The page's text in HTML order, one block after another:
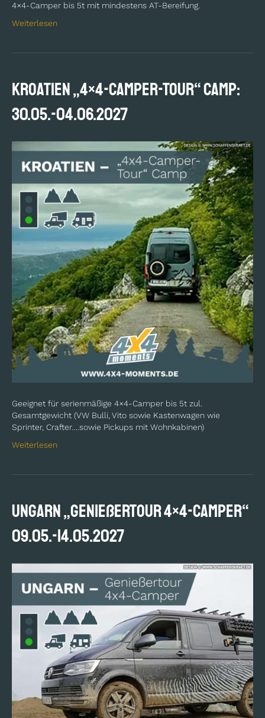
4×4-Camper bis 5t mit mindestens AT-Bereifung.
Weiterlesen
KROATIEN „4×4-Camper-Tour“ Camp:
30.05.-04.06.2027
Geeignet für serienmäßige 4×4-Camper bis 5t zul.
Gesamtgewicht (VW Bulli, Vito sowie Kastenwagen wie
Sprinter, Crafter….sowie Pickups mit Wohnkabinen)
Weiterlesen
UNGARN „Genießertour 4×4-Camper“
09.05.-14.05.2027